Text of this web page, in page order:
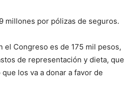
millones por pólizas de seguros.
el Congreso es de 175 mil pesos,
de representación y dieta, que
los va a donar a favor de